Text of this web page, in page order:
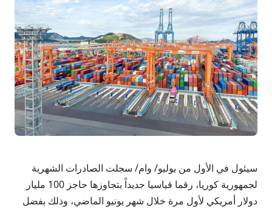
سيئول في الأول من يوليو/ وام/ سجلت الصادرات الشهرية
لجمهورية كوريا، رقما قياسيا جديداً بتجاوزها حاجز 100 مليار
دولار أمريكي لأول مرة خلال شهر يونيو الماضي، وذلك بفضل